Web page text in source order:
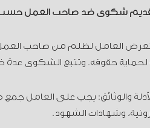
تقديم شكوى ضد صاحب العمل
العامل لظلم من صاحب العمل
لحماية حقوقه. وتتبع الشكوى عدة
والوثائق: يجب على العامل
وشهادات الشهود.